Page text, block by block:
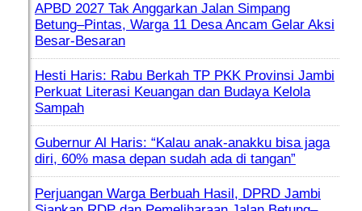
APBD 2027 Tak Anggarkan Jalan Simpang
Betung–Pintas, Warga 11 Desa Ancam Gelar Aksi
Besar-Besaran
Hesti Haris: Rabu Berkah TP PKK Provinsi Jambi
Perkuat Literasi Keuangan dan Budaya Kelola
Sampah
Gubernur Al Haris: “Kalau anak-anakku bisa jaga
diri, 60% masa depan sudah ada di tangan”
Perjuangan Warga Berbuah Hasil, DPRD Jambi